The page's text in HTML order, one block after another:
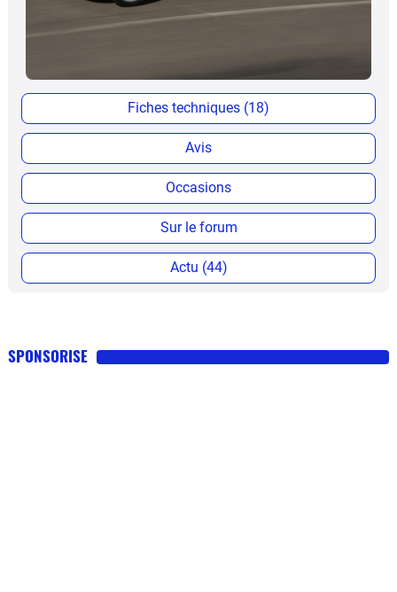
Fiches techniques (18)
Avis
Occasions
Sur le forum
Actu (44)
SPONSORISE